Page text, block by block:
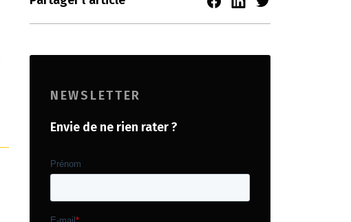
NEWSLETTER
Envie de ne rien rater ?